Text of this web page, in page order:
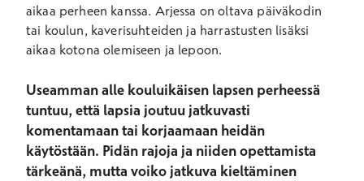
aikaa perheen kanssa. Arjessa on oltava päiväkodin
tai koulun, kaverisuhteiden ja harrastusten lisäksi
aikaa kotona olemiseen ja lepoon.
Useamman alle kouluikäisen lapsen perheessä
tuntuu, että lapsia joutuu jatkuvasti
komentamaan tai korjaamaan heidän
käytöstään. Pidän rajoja ja niiden opettamista
tärkeänä, mutta voiko jatkuva kieltäminen